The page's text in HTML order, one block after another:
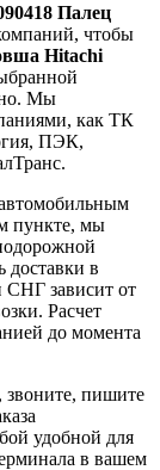
Палец
чтобы
Hitachi
Мы
как ТК
ПЭК,
пункте, мы
доставки в
СНГ зависит от
Расчет
до момента
звоните, пишите
удобной для
в вашем